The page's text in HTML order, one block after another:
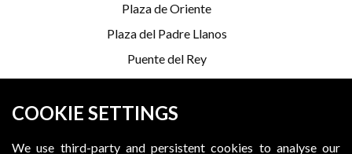
COOKIE SETTINGS
We use third-party and persistent cookies to analyse our
Plaza de Oriente
Plaza del Padre Llanos
Puente del Rey
Serrería Belga
*Programming is subject to change